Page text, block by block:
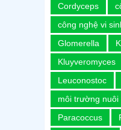
Cordyceps
công nghệ vi
Glomerella
Kluyveromyces
Leuconostoc
môi trường nuôi
Paracoccus